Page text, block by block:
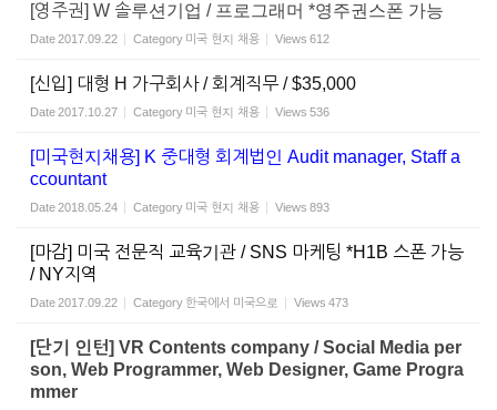
[영주권] W 솔루션기업 / 프로그래머 *영주권스폰 가능
Date2017.09.22 Category 미국 현지 채용 Views 612
[신입] 대형 H 가구회사 / 회계직무 / $35,000
Date2017.10.27 Category 미국 현지 채용 Views 536
[미국현지채용] K 중대형 회계법인 Audit manager, Staff a
ccountant
Date2018.05.24 Category 미국 현지 채용 Views 893
[마감] 미국 전문직 교육기관 / SNS 마케팅 *H1B 스폰 가능
/ NY지역
Date2017.09.22 Category 한국에서 미국으로 Views 473
[단기 인턴] VR Contents company / Social Media per
son, Web Programmer, Web Designer, Game Progra
mmer